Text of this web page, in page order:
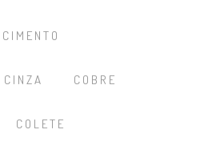
CIMENTO
CINZA COBRE
COLETE